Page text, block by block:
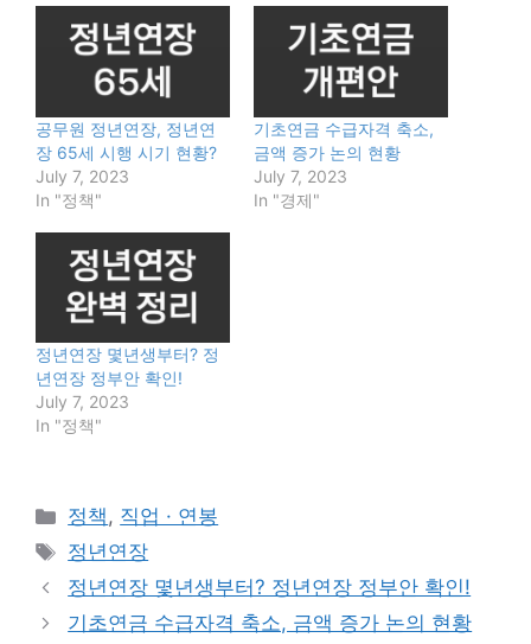
공무원 정년연장, 정년연
장 65세 시행 시기 현황?
July 7, 2023
In "정책"
기초연금 수급자격 축소,
금액 증가 논의 현황
July 7, 2023
In "경제"
정년연장 몇년생부터? 정
년연장 정부안 확인!
July 7, 2023
In "정책"
Categories
정책, 직업 · 연봉
Tags
정년연장
정년연장 몇년생부터? 정년연장 정부안 확인!
기초연금 수급자격 축소, 금액 증가 논의 현황